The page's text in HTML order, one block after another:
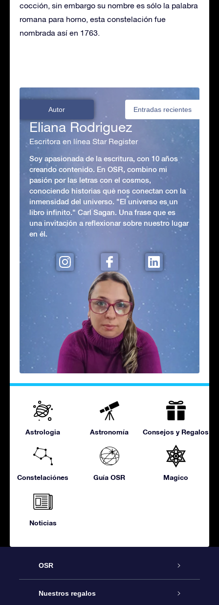
cocción, sin embargo su nombre es sólo la palabra
romana para horno, esta constelación fue
nombrada así en 1763.
Autor Entradas recientes
Eliana Rodriguez
Escritora en línea Star Register
Soy apasionada de la escritura, con 10 años
creando contenido. En OSR, combino mi
pasión por las letras con el cosmos,
conociendo historias que nos conectan con la
inmensidad del universo. "El universo es un
libro infinito." Carl Sagan. Una frase que es
una invitación a reflexionar sobre nuestro lugar
en él.
Astrologia Astronomía Consejos y Regalos
Constelaciónes Guía OSR Magico
Noticias
OSR
Atención
Nuestros regalos